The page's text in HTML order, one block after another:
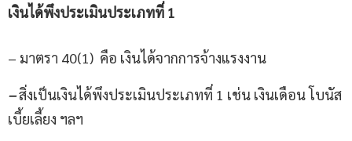
เงินได้พึงประเมินประเภทที่ 1
– มาตรา 40(1) คือ เงินได้จากการจ้างแรงงาน
–สิ่งเป็นเงินได้พึงประเมินประเภทที่ 1 เช่น เงินเดือน โบนัส
เบี้ยเลี้ยง ฯลฯ